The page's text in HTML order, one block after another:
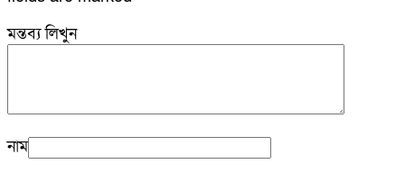
মন্তব্য লিখুন
নাম